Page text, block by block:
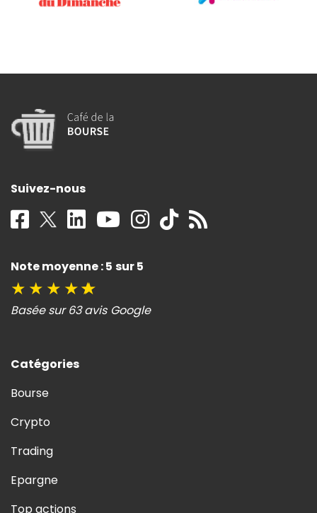
Suivez-nous
Note moyenne : 5 sur 5
★ ★ ★ ★★
Basée sur 63 avis Google
Catégories
Bourse
Crypto
Trading
Epargne
Top actions